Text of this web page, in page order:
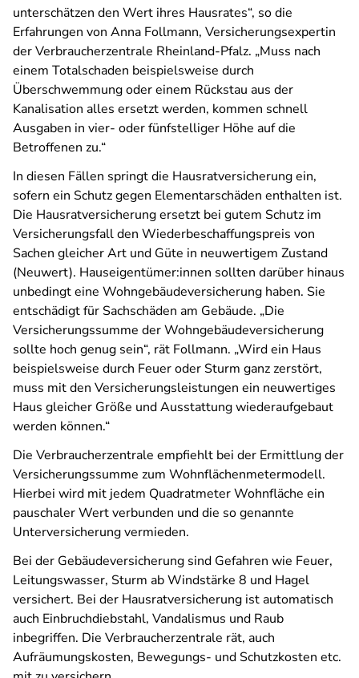
unterschätzen den Wert ihres Hausrates“, so die
Erfahrungen von Anna Follmann, Versicherungsexpertin
der Verbraucherzentrale Rheinland-Pfalz. „Muss nach
einem Totalschaden beispielsweise durch
Überschwemmung oder einem Rückstau aus der
Kanalisation alles ersetzt werden, kommen schnell
Ausgaben in vier- oder fünfstelliger Höhe auf die
Betroffenen zu.“
In diesen Fällen springt die Hausratversicherung ein,
sofern ein Schutz gegen Elementarschäden enthalten ist.
Die Hausratversicherung ersetzt bei gutem Schutz im
Versicherungsfall den Wiederbeschaffungspreis von
Sachen gleicher Art und Güte in neuwertigem Zustand
(Neuwert). Hauseigentümer:innen sollten darüber hinaus
unbedingt eine Wohngebäudeversicherung haben. Sie
entschädigt für Sachschäden am Gebäude. „Die
Versicherungssumme der Wohngebäudeversicherung
sollte hoch genug sein“, rät Follmann. „Wird ein Haus
beispielsweise durch Feuer oder Sturm ganz zerstört,
muss mit den Versicherungsleistungen ein neuwertiges
Haus gleicher Größe und Ausstattung wiederaufgebaut
werden können.“
Die Verbraucherzentrale empfiehlt bei der Ermittlung der
Versicherungssumme zum Wohnflächenmetermodell.
Hierbei wird mit jedem Quadratmeter Wohnfläche ein
pauschaler Wert verbunden und die so genannte
Unterversicherung vermieden.
Bei der Gebäudeversicherung sind Gefahren wie Feuer,
Leitungswasser, Sturm ab Windstärke 8 und Hagel
versichert. Bei der Hausratversicherung ist automatisch
auch Einbruchdiebstahl, Vandalismus und Raub
inbegriffen. Die Verbraucherzentrale rät, auch
Aufräumungskosten, Bewegungs- und Schutzkosten etc.